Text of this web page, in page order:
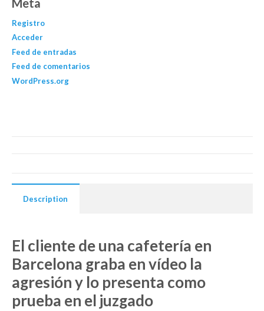
Registro
Acceder
Feed de entradas
Feed de comentarios
WordPress.org
Description
El cliente de una cafetería en
Barcelona graba en vídeo la
agresión y lo presenta como
prueba en el juzgado